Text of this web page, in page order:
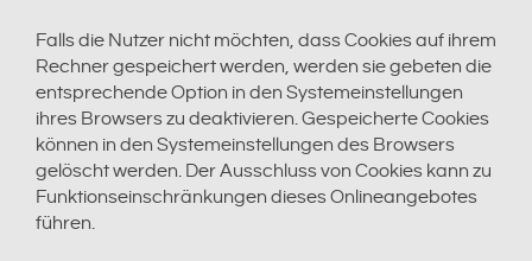
Falls die Nutzer nicht möchten, dass Cookies auf ihrem
Rechner gespeichert werden, werden sie gebeten die
entsprechende Option in den Systemeinstellungen
ihres Browsers zu deaktivieren. Gespeicherte Cookies
können in den Systemeinstellungen des Browsers
gelöscht werden. Der Ausschluss von Cookies kann zu
Funktionseinschränkungen dieses Onlineangebotes
führen.